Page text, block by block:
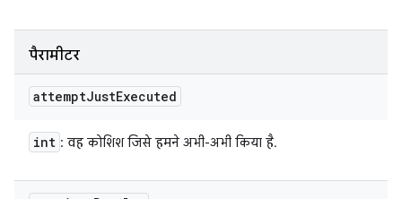
पैरामीटर
attemptJustExecuted
int : वह कोशिश जिसे हमने अभी-अभी किया है.